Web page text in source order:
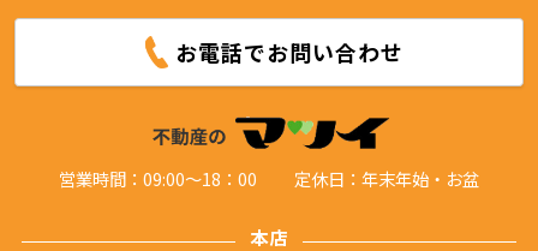
お電話でお問い合わせ
営業時間：09:00～18：00 定休日：年末年始・お盆
本店